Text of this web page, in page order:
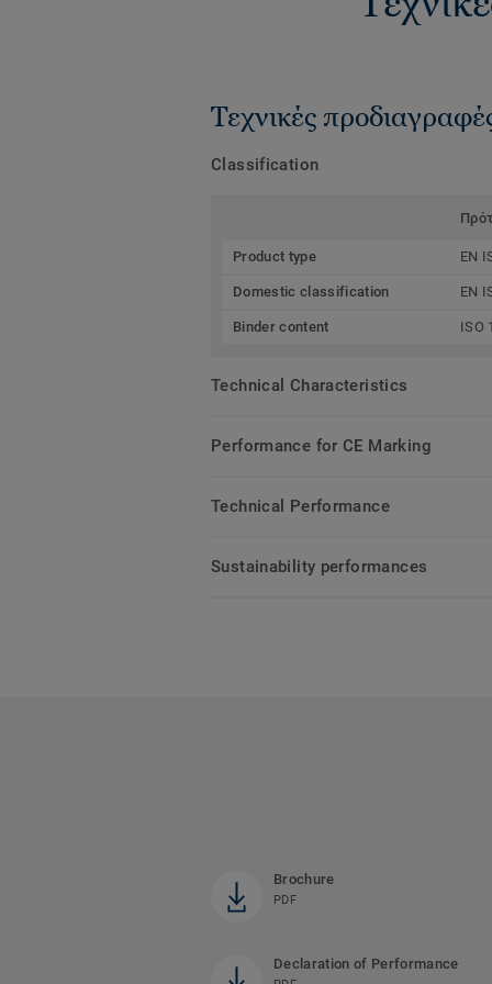
Τεχνικές
Classification
Product type EN
Domestic classification EN
Binder content ISO
Technical Characteristics
Performance for CE Marking
Technical Performance
Sustainability performances
Brochure
PDF
Declaration of Performance